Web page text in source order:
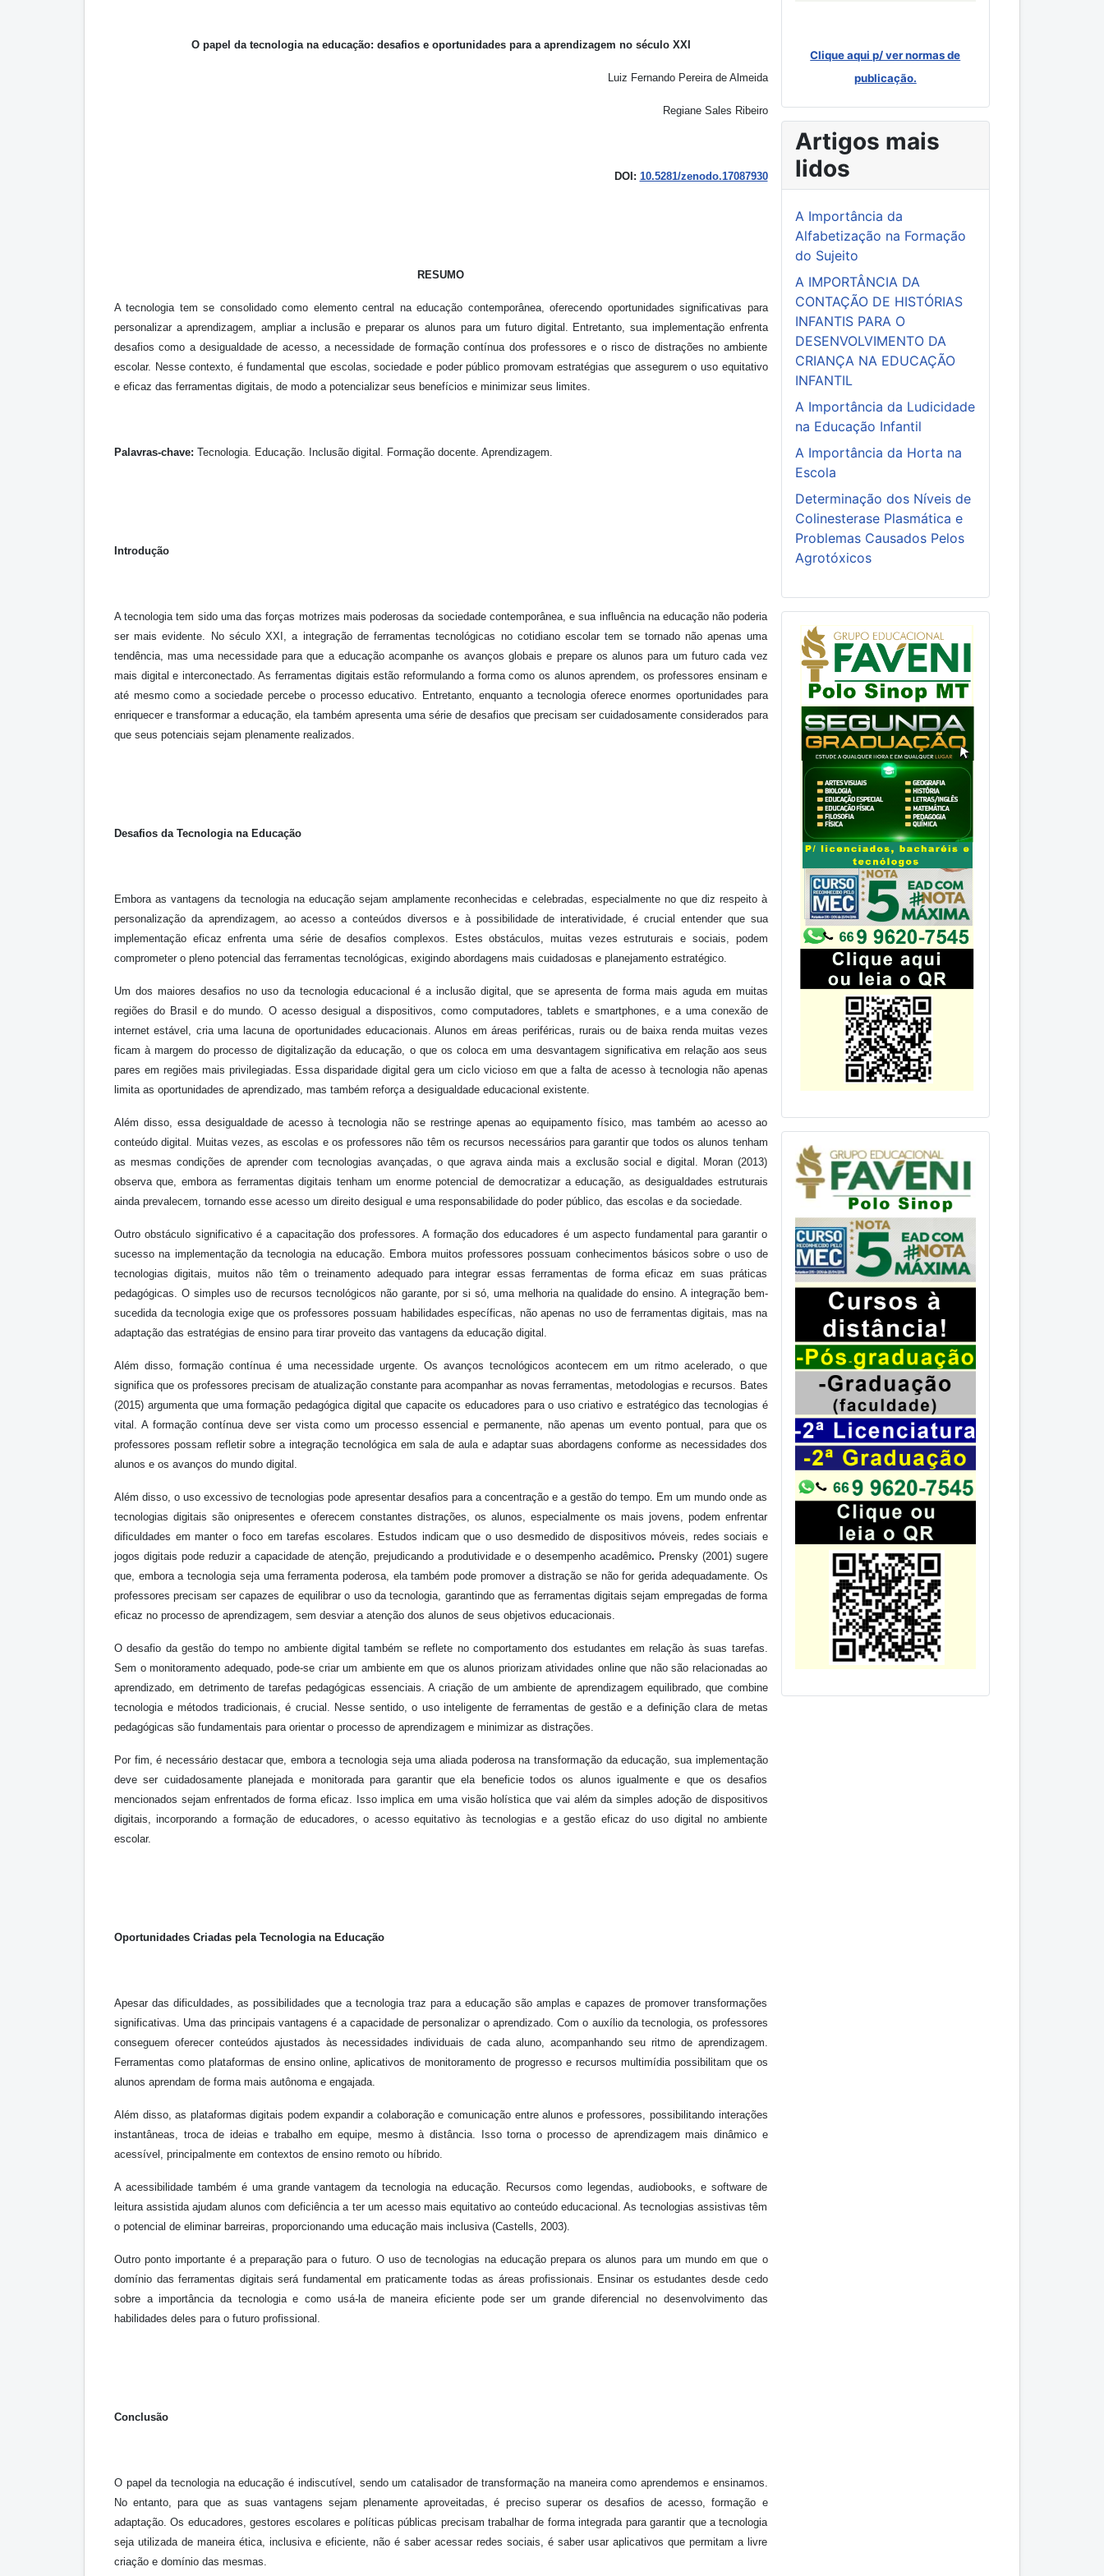
O papel da tecnologia na educação: desafios e oportunidades para a aprendizagem no século XXI
Luiz Fernando Pereira de Almeida
Regiane Sales Ribeiro
DOI: 10.5281/zenodo.17087930
RESUMO
A tecnologia tem se consolidado como elemento central na educação contemporânea, oferecendo oportunidades significativas para
personalizar a aprendizagem, ampliar a inclusão e preparar os alunos para um futuro digital. Entretanto, sua implementação enfrenta
desafios como a desigualdade de acesso, a necessidade de formação contínua dos professores e o risco de distrações no ambiente
escolar. Nesse contexto, é fundamental que escolas, sociedade e poder público promovam estratégias que assegurem o uso equitativo
e eficaz das ferramentas digitais, de modo a potencializar seus benefícios e minimizar seus limites.
Palavras-chave: Tecnologia. Educação. Inclusão digital. Formação docente. Aprendizagem.
Introdução
A tecnologia tem sido uma das forças motrizes mais poderosas da sociedade contemporânea, e sua influência na educação não poderia
ser mais evidente. No século XXI, a integração de ferramentas tecnológicas no cotidiano escolar tem se tornado não apenas uma
tendência, mas uma necessidade para que a educação acompanhe os avanços globais e prepare os alunos para um futuro cada vez
mais digital e interconectado. As ferramentas digitais estão reformulando a forma como os alunos aprendem, os professores ensinam e
até mesmo como a sociedade percebe o processo educativo. Entretanto, enquanto a tecnologia oferece enormes oportunidades para
enriquecer e transformar a educação, ela também apresenta uma série de desafios que precisam ser cuidadosamente considerados para
que seus potenciais sejam plenamente realizados.
Desafios da Tecnologia na Educação
Embora as vantagens da tecnologia na educação sejam amplamente reconhecidas e celebradas, especialmente no que diz respeito à
personalização da aprendizagem, ao acesso a conteúdos diversos e à possibilidade de interatividade, é crucial entender que sua
implementação eficaz enfrenta uma série de desafios complexos. Estes obstáculos, muitas vezes estruturais e sociais, podem
comprometer o pleno potencial das ferramentas tecnológicas, exigindo abordagens mais cuidadosas e planejamento estratégico.
Um dos maiores desafios no uso da tecnologia educacional é a inclusão digital, que se apresenta de forma mais aguda em muitas
regiões do Brasil e do mundo. O acesso desigual a dispositivos, como computadores, tablets e smartphones, e a uma conexão de
internet estável, cria uma lacuna de oportunidades educacionais. Alunos em áreas periféricas, rurais ou de baixa renda muitas vezes
ficam à margem do processo de digitalização da educação, o que os coloca em uma desvantagem significativa em relação aos seus
pares em regiões mais privilegiadas. Essa disparidade digital gera um ciclo vicioso em que a falta de acesso à tecnologia não apenas
limita as oportunidades de aprendizado, mas também reforça a desigualdade educacional existente.
Além disso, essa desigualdade de acesso à tecnologia não se restringe apenas ao equipamento físico, mas também ao acesso ao
conteúdo digital. Muitas vezes, as escolas e os professores não têm os recursos necessários para garantir que todos os alunos tenham
as mesmas condições de aprender com tecnologias avançadas, o que agrava ainda mais a exclusão social e digital. Moran (2013)
observa que, embora as ferramentas digitais tenham um enorme potencial de democratizar a educação, as desigualdades estruturais
ainda prevalecem, tornando esse acesso um direito desigual e uma responsabilidade do poder público, das escolas e da sociedade.
Outro obstáculo significativo é a capacitação dos professores. A formação dos educadores é um aspecto fundamental para garantir o
sucesso na implementação da tecnologia na educação. Embora muitos professores possuam conhecimentos básicos sobre o uso de
tecnologias digitais, muitos não têm o treinamento adequado para integrar essas ferramentas de forma eficaz em suas práticas
pedagógicas. O simples uso de recursos tecnológicos não garante, por si só, uma melhoria na qualidade do ensino. A integração bem-
sucedida da tecnologia exige que os professores possuam habilidades específicas, não apenas no uso de ferramentas digitais, mas na
adaptação das estratégias de ensino para tirar proveito das vantagens da educação digital.
Além disso, formação contínua é uma necessidade urgente. Os avanços tecnológicos acontecem em um ritmo acelerado, o que
significa que os professores precisam de atualização constante para acompanhar as novas ferramentas, metodologias e recursos. Bates
(2015) argumenta que uma formação pedagógica digital que capacite os educadores para o uso criativo e estratégico das tecnologias é
vital. A formação contínua deve ser vista como um processo essencial e permanente, não apenas um evento pontual, para que os
professores possam refletir sobre a integração tecnológica em sala de aula e adaptar suas abordagens conforme as necessidades dos
alunos e os avanços do mundo digital.
Além disso, o uso excessivo de tecnologias pode apresentar desafios para a concentração e a gestão do tempo. Em um mundo onde as
tecnologias digitais são onipresentes e oferecem constantes distrações, os alunos, especialmente os mais jovens, podem enfrentar
dificuldades em manter o foco em tarefas escolares. Estudos indicam que o uso desmedido de dispositivos móveis, redes sociais e
jogos digitais pode reduzir a capacidade de atenção, prejudicando a produtividade e o desempenho acadêmico. Prensky (2001) sugere
que, embora a tecnologia seja uma ferramenta poderosa, ela também pode promover a distração se não for gerida adequadamente. Os
professores precisam ser capazes de equilibrar o uso da tecnologia, garantindo que as ferramentas digitais sejam empregadas de forma
eficaz no processo de aprendizagem, sem desviar a atenção dos alunos de seus objetivos educacionais.
O desafio da gestão do tempo no ambiente digital também se reflete no comportamento dos estudantes em relação às suas tarefas.
Sem o monitoramento adequado, pode-se criar um ambiente em que os alunos priorizam atividades online que não são relacionadas ao
aprendizado, em detrimento de tarefas pedagógicas essenciais. A criação de um ambiente de aprendizagem equilibrado, que combine
tecnologia e métodos tradicionais, é crucial. Nesse sentido, o uso inteligente de ferramentas de gestão e a definição clara de metas
pedagógicas são fundamentais para orientar o processo de aprendizagem e minimizar as distrações.
Por fim, é necessário destacar que, embora a tecnologia seja uma aliada poderosa na transformação da educação, sua implementação
deve ser cuidadosamente planejada e monitorada para garantir que ela beneficie todos os alunos igualmente e que os desafios
mencionados sejam enfrentados de forma eficaz. Isso implica em uma visão holística que vai além da simples adoção de dispositivos
digitais, incorporando a formação de educadores, o acesso equitativo às tecnologias e a gestão eficaz do uso digital no ambiente
escolar.
Oportunidades Criadas pela Tecnologia na Educação
Apesar das dificuldades, as possibilidades que a tecnologia traz para a educação são amplas e capazes de promover transformações
significativas. Uma das principais vantagens é a capacidade de personalizar o aprendizado. Com o auxílio da tecnologia, os professores
conseguem oferecer conteúdos ajustados às necessidades individuais de cada aluno, acompanhando seu ritmo de aprendizagem.
Ferramentas como plataformas de ensino online, aplicativos de monitoramento de progresso e recursos multimídia possibilitam que os
alunos aprendam de forma mais autônoma e engajada.
Além disso, as plataformas digitais podem expandir a colaboração e comunicação entre alunos e professores, possibilitando interações
instantâneas, troca de ideias e trabalho em equipe, mesmo à distância. Isso torna o processo de aprendizagem mais dinâmico e
acessível, principalmente em contextos de ensino remoto ou híbrido.
A acessibilidade também é uma grande vantagem da tecnologia na educação. Recursos como legendas, audiobooks, e software de
leitura assistida ajudam alunos com deficiência a ter um acesso mais equitativo ao conteúdo educacional. As tecnologias assistivas têm
o potencial de eliminar barreiras, proporcionando uma educação mais inclusiva (Castells, 2003).
Outro ponto importante é a preparação para o futuro. O uso de tecnologias na educação prepara os alunos para um mundo em que o
domínio das ferramentas digitais será fundamental em praticamente todas as áreas profissionais. Ensinar os estudantes desde cedo
sobre a importância da tecnologia e como usá-la de maneira eficiente pode ser um grande diferencial no desenvolvimento das
habilidades deles para o futuro profissional.
Conclusão
O papel da tecnologia na educação é indiscutível, sendo um catalisador de transformação na maneira como aprendemos e ensinamos.
No entanto, para que as suas vantagens sejam plenamente aproveitadas, é preciso superar os desafios de acesso, formação e
adaptação. Os educadores, gestores escolares e políticas públicas precisam trabalhar de forma integrada para garantir que a tecnologia
seja utilizada de maneira ética, inclusiva e eficiente, não é saber acessar redes sociais, é saber usar aplicativos que permitam a livre
criação e domínio das mesmas.
Clique aqui p/ ver normas de
publicação.
Artigos mais
lidos
A Importância da
Alfabetização na Formação
do Sujeito
A IMPORTÂNCIA DA
CONTAÇÃO DE HISTÓRIAS
INFANTIS PARA O
DESENVOLVIMENTO DA
CRIANÇA NA EDUCAÇÃO
INFANTIL
A Importância da Ludicidade
na Educação Infantil
A Importância da Horta na
Escola
Determinação dos Níveis de
Colinesterase Plasmática e
Problemas Causados Pelos
Agrotóxicos